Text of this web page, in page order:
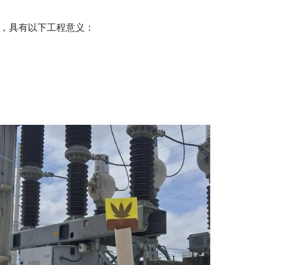
，具有以下工程意义：